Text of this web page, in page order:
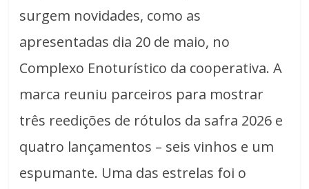
surgem novidades, como as
apresentadas dia 20 de maio, no
Complexo Enoturístico da cooperativa. A
marca reuniu parceiros para mostrar
três reedições de rótulos da safra 2026 e
quatro lançamentos – seis vinhos e um
espumante. Uma das estrelas foi o